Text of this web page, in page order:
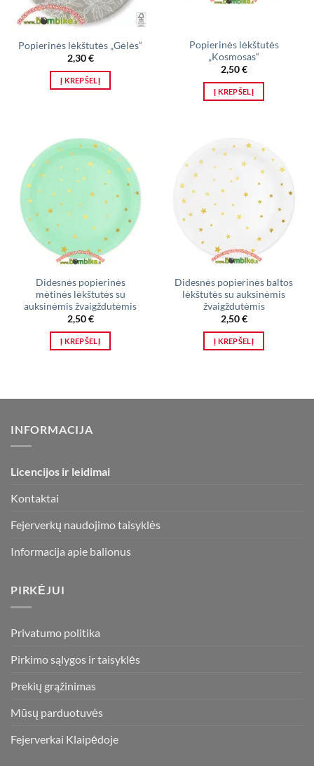
Popierinės lėkštutės „Gėlės“
2,30€
Į KREPŠELĮ
Popierinės lėkštutės
„Kosmosas“
2,50€
Į KREPŠELĮ
Didesnės popierinės
mėtinės lėkštutės su
auksinėmis žvaigždutėmis
2,50€
Į KREPŠELĮ
Didesnės popierinės baltos
lėkštutės su auksinėmis
žvaigždutėmis
2,50€
Į KREPŠELĮ
INFORMACIJA
Licencijos ir leidimai
Kontaktai
Fejerverkų naudojimo taisyklės
Informacija apie balionus
PIRKĖJUI
Privatumo politika
Pirkimo sąlygos ir taisyklės
Prekių grąžinimas
Mūsų parduotuvės
Fejerverkai Klaipėdoje